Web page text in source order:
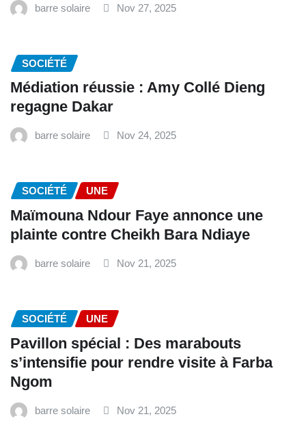
barre solaire Nov 27, 2025
SOCIÉTÉ
Médiation réussie : Amy Collé Dieng
regagne Dakar
barre solaire Nov 24, 2025
SOCIÉTÉ UNE
Maïmouna Ndour Faye annonce une
plainte contre Cheikh Bara Ndiaye
barre solaire Nov 21, 2025
SOCIÉTÉ UNE
Pavillon spécial : Des marabouts
s’intensifie pour rendre visite à Farba
Ngom
barre solaire Nov 21, 2025